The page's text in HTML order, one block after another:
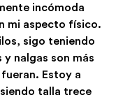
incómoda
mi aspecto físico.
sigo teniendo
nalgas son más
Estoy a
talla trece